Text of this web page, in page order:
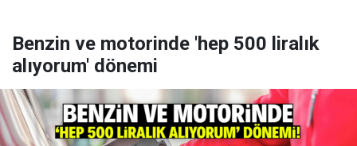
Benzin ve motorinde 'hep 500 liralık
alıyorum' dönemi